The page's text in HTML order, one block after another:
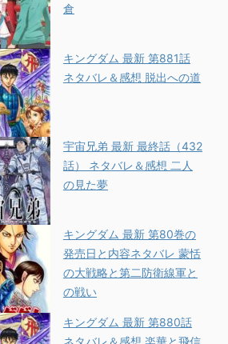
倉
キングダム 最新 第881話
ネタバレ＆感想 脱出への道
宇宙兄弟 最新 最終話（432
話） ネタバレ＆感想 二人
の見た夢
キングダム 最新 第80巻の
発売日と内容ネタバレ 蒙恬
の大戦略と第二防衛線軍と
の戦い
キングダム 最新 第880話
ネタバレ＆感想 楽華と飛信